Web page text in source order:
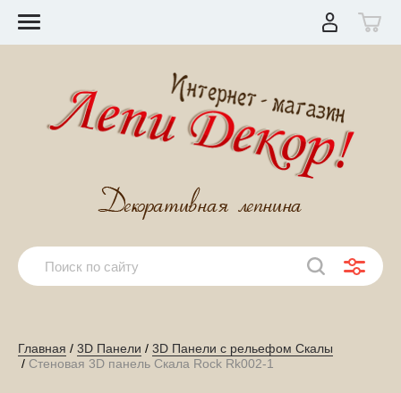
Главная / 3D Панели / 3D Панели с рельефом Скалы
/ Стеновая 3D панель Скала Rock Rk002-1